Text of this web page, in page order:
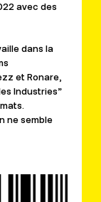
avec des
dans la
et Ronare,
Industries”
ne semble